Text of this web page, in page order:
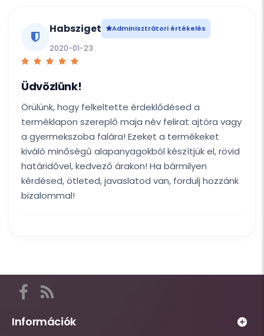
Habsziget Adminisztrátori értékelés
2020-01-23
Üdvözlünk!
Örülünk, hogy felkeltette érdeklődésed a
terméklapon szereplő maja név felirat ajtóra vagy
a gyermekszoba falára! Ezeket a termékeket
kiváló minőségű alapanyagokból készítjük el, rövid
határidővel, kedvező árakon! Ha bármilyen
kérdésed, ötleted, javaslatod van, fordulj hozzánk
bizalommal!
találod
Habsziget
Információk